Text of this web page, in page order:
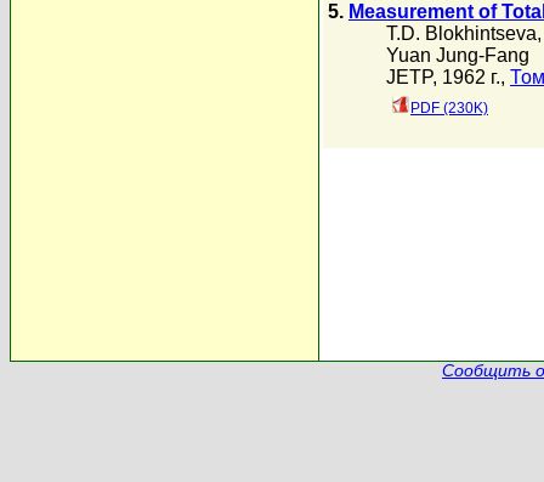
5. Measurement of
T.D. Blokhintseva
Yuan Jung-Fang
JETP, 1962 г.,
PDF (230K)
Сообщить о